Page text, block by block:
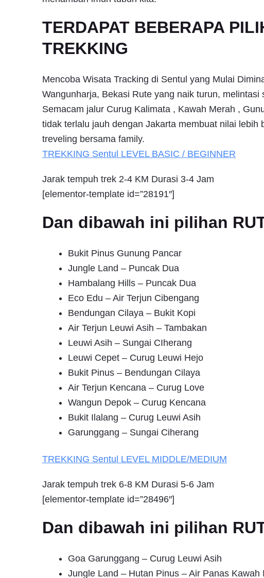
TERDAPAT BEBERAPA
TREKKING
Mencoba Wisata Tracking di Sentul yang Mulai
Wangunharja, Bekasi Rute yang naik turun,
Semacam jalur Curug Kalimata , Kawah Merah ,
tidak terlalu jauh dengan Jakarta membuat nilai lebih
treveling bersama family.
TREKKING Sentul LEVEL BASIC / BEGINNER
Jarak tempuh trek 2-4 KM Durasi 3-4 Jam
[elementor-template id=”28191″]
Dan dibawah ini pilihan
Bukit Pinus Gunung Pancar
Jungle Land – Puncak Dua
Hambalang Hills – Puncak Dua
Eco Edu – Air Terjun Cibengang
Bendungan Cilaya – Bukit Kopi
Air Terjun Leuwi Asih – Tambakan
Leuwi Asih – Sungai CIherang
Leuwi Cepet – Curug Leuwi Hejo
Bukit Pinus – Bendungan Cilaya
Air Terjun Kencana – Curug Love
Wangun Depok – Curug Kencana
Bukit Ilalang – Curug Leuwi Asih
Garunggang – Sungai Ciherang
TREKKING Sentul LEVEL MIDDLE/MEDIUM
Jarak tempuh trek 6-8 KM Durasi 5-6 Jam
[elementor-template id=”28496″]
Dan dibawah ini pilihan
Goa Garunggang – Curug Leuwi Asih
Jungle Land – Hutan Pinus – Air Panas Kawah